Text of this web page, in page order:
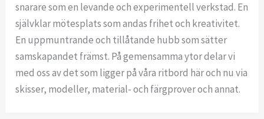
snarare som en levande och experimentell verkstad. En
självklar mötesplats som andas frihet och kreativitet.
En uppmuntrande och tillåtande hubb som sätter
samskapandet främst. På gemensamma ytor delar vi
med oss av det som ligger på våra ritbord här och nu via
skisser, modeller, material- och färgprover och annat.